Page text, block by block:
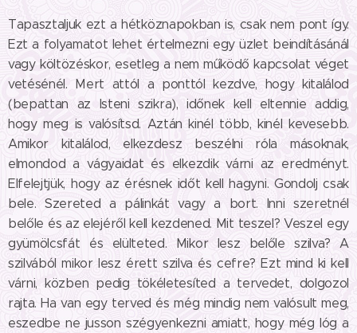
Tapasztaljuk ezt a hétköznapokban is, csak nem pont így.
Ezt a folyamatot lehet értelmezni egy üzlet beindításánál
vagy költözéskor, esetleg a nem működő kapcsolat véget
vetésénél. Mert attól a ponttól kezdve, hogy kitalálod
(bepattan az Isteni szikra), időnek kell eltennie addig,
hogy meg is valósítsd. Aztán kinél több, kinél kevesebb.
Amikor kitalálod, elkezdesz beszélni róla másoknak,
elmondod a vágyaidat és elkezdik várni az eredményt.
Elfelejtjük, hogy az érésnek időt kell hagyni. Gondolj csak
bele. Szereted a pálinkát vagy a bort. Inni szeretnél
belőle és az elejéről kell kezdened. Mit teszel? Veszel egy
gyümölcsfát és elülteted. Mikor lesz belőle szilva? A
szilvából mikor lesz érett szilva és cefre? Ezt mind ki kell
várni, közben pedig tökéletesíted a tervedet, dolgozol
rajta. Ha van egy terved és még mindig nem valósult meg,
eszedbe ne jusson szégyenkezni amiatt, hogy még lóg a